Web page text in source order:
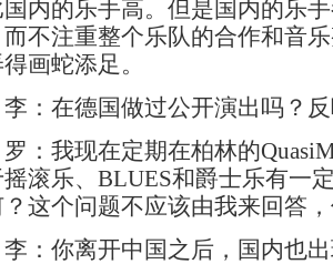
内的乐手高。但是国内的乐
而不注重整个乐队的合作和音
画蛇添足。
在德国做过公开演出吗？反
我现在定期在柏林的
摇滚乐、BLUES和爵士乐有一
这个问题不应该由我来回答
你离开中国之后，国内也出